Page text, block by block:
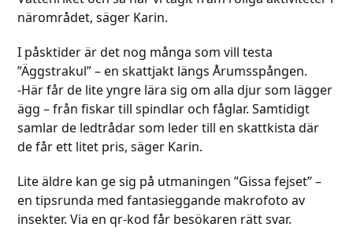
närområdet, säger Karin.
I påsktider är det nog många som vill testa
”Äggstrakul” – en skattjakt längs Årumsspången.
-Här får de lite yngre lära sig om alla djur som lägger
ägg – från fiskar till spindlar och fåglar. Samtidigt
samlar de ledtrådar som leder till en skattkista där
de får ett litet pris, säger Karin.
Lite äldre kan ge sig på utmaningen ”Gissa fejset” –
en tipsrunda med fantasieggande makrofoto av
insekter. Via en qr-kod får besökaren rätt svar.